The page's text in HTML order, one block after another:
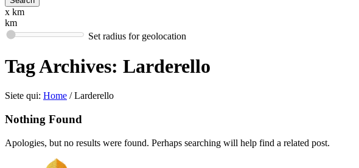
x km
km
Set radius for geolocation
Tag Archives: Larderello
Siete qui: Home / Larderello
Nothing Found
Apologies, but no results were found. Perhaps searching will help find a related post.